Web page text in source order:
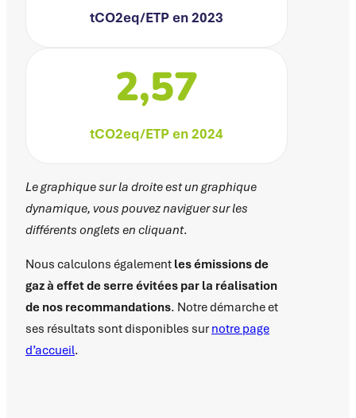
tCO2eq/ETP en 2023
2,57
tCO2eq/ETP en 2024
Le graphique sur la droite est un graphique
dynamique, vous pouvez naviguer sur les
différents onglets en cliquant.
Nous calculons également les émissions de
gaz à effet de serre évitées par la réalisation
de nos recommandations. Notre démarche et
ses résultats sont disponibles sur notre page
d’accueil.